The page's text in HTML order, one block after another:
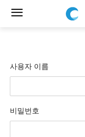
사용자 이름
비밀번호